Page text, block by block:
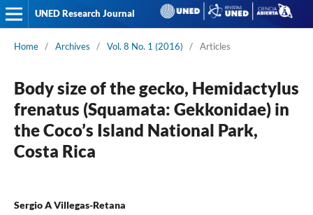
UNED Research Journal
Home / Archives / Vol. 8 No. 1 (2016) / Articles
Body size of the gecko, Hemidactylus
frenatus (Squamata: Gekkonidae) in
the Coco’s Island National Park,
Costa Rica
Sergio A Villegas-Retana